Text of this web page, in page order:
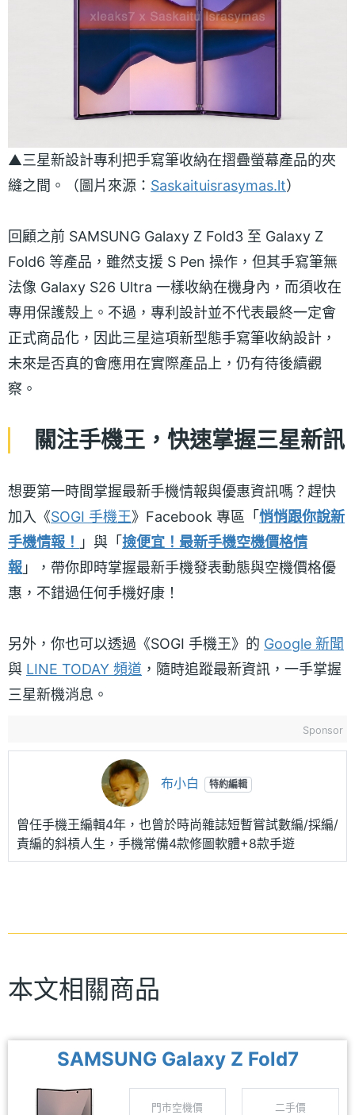
▲三星新設計專利把手寫筆收納在摺疊螢幕產品的夾
縫之間。（圖片來源： Saskaituisrasymas.lt）
回顧之前 SAMSUNG Galaxy Z Fold3 至 Galaxy Z
Fold6 等產品，雖然支援 S Pen 操作，但其手寫筆無
法像 Galaxy S26 Ultra 一樣收納在機身內，而須收在
專用保護殼上。不過，專利設計並不代表最終一定會
正式商品化，因此三星這項新型態手寫筆收納設計，
未來是否真的會應用在實際產品上，仍有待後續觀
察。
關注手機王，快速掌握三星新訊
想要第一時間掌握最新手機情報與優惠資訊嗎？趕快
加入《SOGI 手機王》Facebook 專區「悄悄跟你說新
手機情報！ 」與「撿便宜！最新手機空機價格情
報 」，帶你即時掌握最新手機發表動態與空機價格優
惠，不錯過任何手機好康！
另外，你也可以透過《SOGI 手機王》的 Google 新聞
與 LINE TODAY 頻道 ，隨時追蹤最新資訊，一手掌握
三星新機消息。
Sponsor
布小白 特約編輯
曾任手機王編輯4年，也曾於時尚雜誌短暫嘗試數編/採編/
責編的斜槓人生，手機常備4款修圖軟體+8款手遊
本文相關商品
SAMSUNG Galaxy Z Fold7
門市空機價 二手價